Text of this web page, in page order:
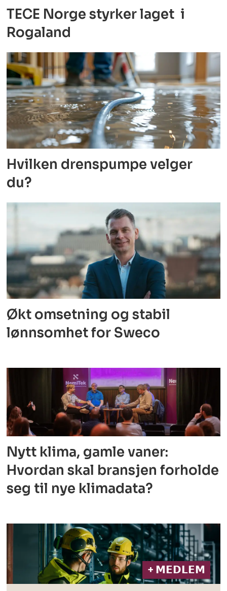
TECE Norge styrker laget i
Rogaland
Hvilken drenspumpe velger
du?
Økt omsetning og stabil
lønnsomhet for Sweco
Nytt klima, gamle vaner:
Hvordan skal bransjen forholde
seg til nye klimadata?
+ 𝗠𝗘𝗗𝗟𝗘𝗠